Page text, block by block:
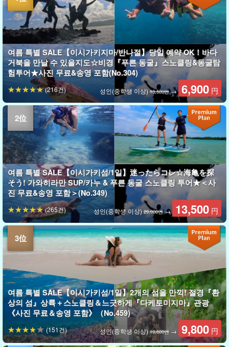
여름 특별 SALE【이시가키지마/반나절】당일 예약 OK！바다
거북을 만날 수 있을지도☆비경『푸른 동굴』스노클링&동굴탐
험투어★사진 무료&송영 포함(No.304)
성인(중학생 이상)13,500엔→ 6,900 円
(216건)
여름 특별 SALE【이시가키섬/1일】迷ったらコレ☆海亀を探
そう! 가와히라만 SUP/카누 & 푸른 동굴 스노클링 투어★＜사
진 무료&송영 포함＞(No.349)
성인(중학생 이상)29,000엔→ 13,500 円
(265건)
여름 특별 SALE【이시가키섬/1일】2개의 섬을 만끽! 절경『환
상의 섬』상륙＋스노클링＆느긋하게『다케토미지마』관광
《사진 무료＆송영 포함》（No.459)
성인(중학생 이상)19,600엔 → 9,800 円
(151건)